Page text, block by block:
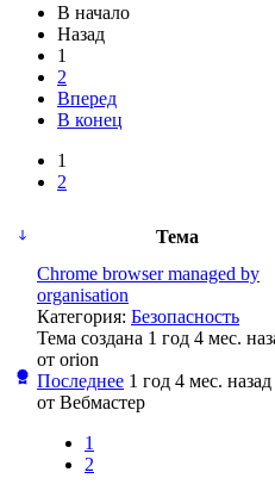
В начало
Назад
1
2
Вперед
В конец
1
2
Тема
Chrome browser managed by
organisation
Категория: Безопасность
Тема создана 1 год 4 мес.
от orion
Последнее 1 год 4 мес. назад
от Вебмастер
1
2